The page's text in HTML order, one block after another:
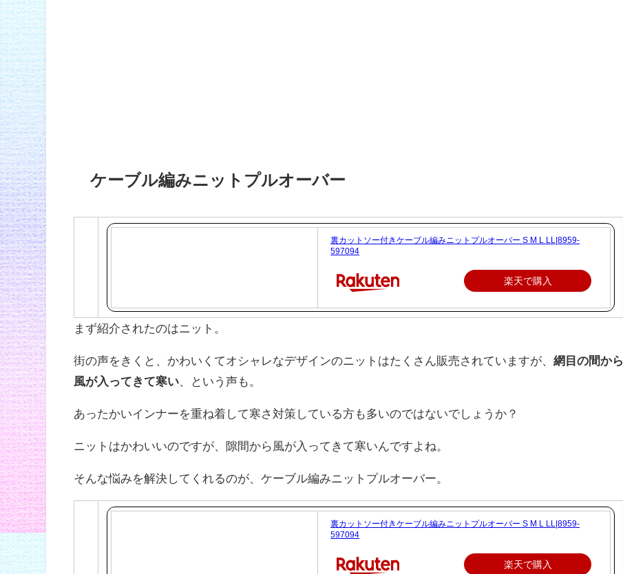
ケーブル編みニットプルオーバー
裏カットソー付きケーブル編みニットプルオーバー S M L LL|8959-
597094
楽天で購入
まず紹介されたのはニット。
街の声をきくと、かわいくてオシャレなデザインのニットはたくさん販売されていますが、網目の間から
風が入ってきて寒い 、という声も。
あったかいインナーを重ね着して寒さ対策している方も多いのではないでしょうか？
ニットはかわいいのですが、隙間から風が入ってきて寒いんですよね。
そんな悩みを解決してくれるのが、ケーブル編みニットプルオーバー。
裏カットソー付きケーブル編みニットプルオーバー S M L LL|8959-
597094
楽天で購入